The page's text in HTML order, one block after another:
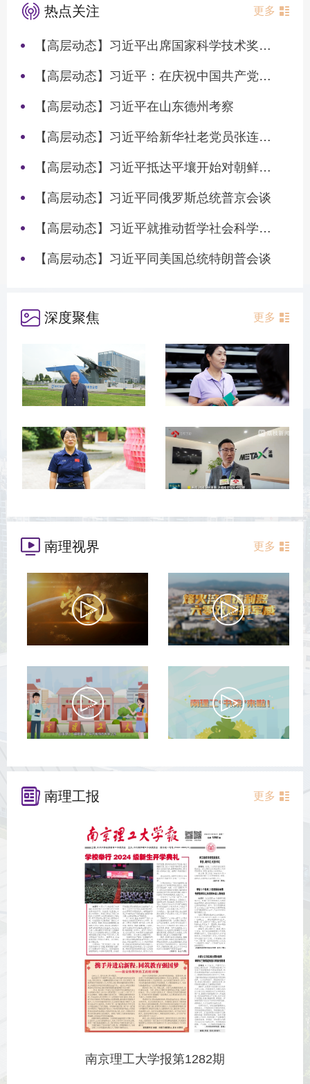
热点关注 更多
【高层动态】习近平出席国家科学技术奖励大会两院院士大会中国科协第十一次全国代表大会并发表重要讲话
【高层动态】习近平：在庆祝中国共产党成立105周年大会上的讲话
【高层动态】习近平在山东德州考察
【高层动态】习近平给新华社老党员张连生回信强调 传承红色基因 在新征程上书写优异答卷
【高层动态】习近平抵达平壤开始对朝鲜进行国事访问
【高层动态】习近平同俄罗斯总统普京会谈
【高层动态】习近平就推动哲学社会科学高质量发展作出重要指示
【高层动态】习近平同美国总统特朗普会谈
深度聚焦 更多
南理视界 更多
南理工报 更多
南京理工大学报第1282期